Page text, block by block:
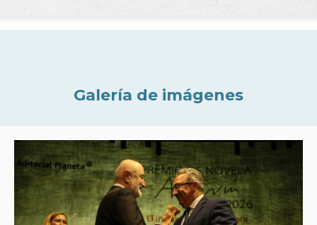
Galería de imágenes